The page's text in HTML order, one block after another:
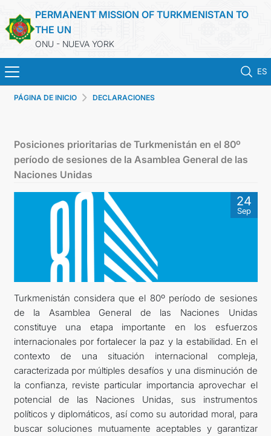
PERMANENT MISSION OF TURKMENISTAN TO
THE UN
ONU - NUEVA YORK
ES
PÁGINA DE INICIO
NACIONES UNIDAS
POSICIONES PRIORITARIAS
DECLARACIONES Y DOCUMENTOS
DIPLOMACIA
NEUTRALIDAD PERMANENTE
TRANSPORTE SOSTENIBLE
CONTÁCTANOS
PÁGINA DE INICIO DECLARACIONES
Posiciones prioritarias de Turkmenistán en el 80º
período de sesiones de la Asamblea General de las
Naciones Unidas
24
Sep
Turkmenistán considera que el 80º período de sesiones
de la Asamblea General de las Naciones Unidas
constituye una etapa importante en los esfuerzos
internacionales por fortalecer la paz y la estabilidad. En el
contexto de una situación internacional compleja,
caracterizada por múltiples desafíos y una disminución de
la confianza, reviste particular importancia aprovechar el
potencial de las Naciones Unidas, sus instrumentos
políticos y diplomáticos, así como su autoridad moral, para
buscar soluciones mutuamente aceptables y garantizar